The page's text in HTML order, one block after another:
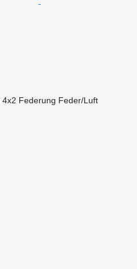
4x2 Federung Feder/Luft